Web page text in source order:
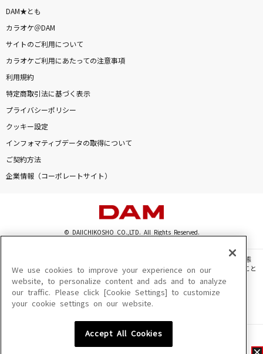
DAM★とも
カラオケ＠DAM
サイトのご利用について
カラオケご利用にあたっての注意事項
利用規約
特定商取引法に基づく表示
プライバシーポリシー
クッキー設定
インフォマティブデータの取得について
ご契約方法
企業情報（コーポレートサイト）
© DAIICHIKOSHO CO.,LTD. All Rights Reserved.
このサイトに掲載されている一切の文章・画像・写真・動画・音声等を、手段や形態
を問わず、著作権法の定める範囲を超えて無断で複製、転載、ファイル化などすること
を禁じます。
楽曲及びコンテンツは、機種によりご利用いただけない場合があります。
楽曲及びコンテンツの配信日、配信内容が変更になる場合があります。
We use cookies to improve your experience on our
website, to personalize content and ads and to analyze
our traffic. Please click [Cookie Settings] to customize
your cookie settings on our website.
Accept All Cookies